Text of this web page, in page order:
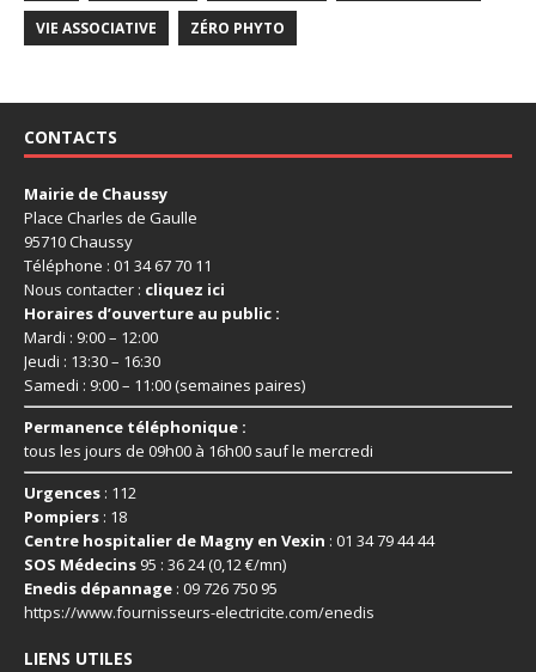
VIE ASSOCIATIVE ZÉRO PHYTO
CONTACTS
Mairie de Chaussy
Place Charles de Gaulle
95710 Chaussy
Téléphone : 01 34 67 70 11
Nous contacter : cliquez ici
Horaires d’ouverture au public :
Mardi : 9:00 – 12:00
Jeudi : 13:30 – 16:30
Samedi : 9:00 – 11:00 (semaines paires)
Permanence téléphonique :
tous les jours de 09h00 à 16h00 sauf le mercredi
Urgences : 112
Pompiers : 18
Centre hospitalier de Magny en Vexin : 01 34 79 44 44
SOS Médecins 95 : 36 24 (0,12 €/mn)
Enedis dépannage : 09 726 750 95
https://www.fournisseurs-electricite.com/enedis
LIENS UTILES